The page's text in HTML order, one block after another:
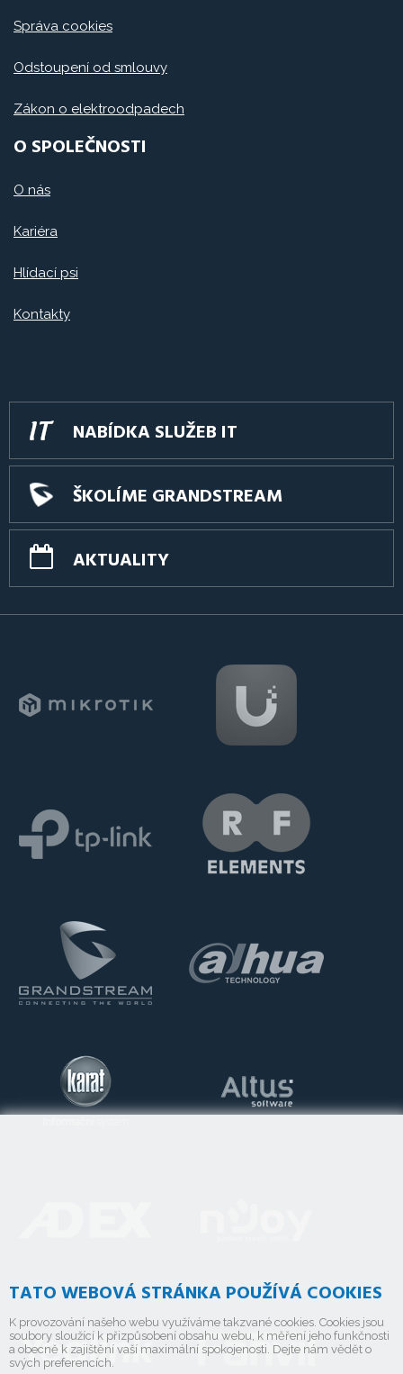
Správa cookies
Odstoupení od smlouvy
Zákon o elektroodpadech
O SPOLEČNOSTI
O nás
Kariéra
Hlídací psi
Kontakty
NABÍDKA SLUŽEB IT
ŠKOLÍME GRANDSTREAM
AKTUALITY
TATO WEBOVÁ STRÁNKA POUŽÍVÁ COOKIES
K provozování našeho webu využíváme takzvané cookies. Cookies jsou
soubory sloužící k přizpůsobení obsahu webu, k měření jeho funkčnosti
a obecně k zajištění vaší maximální spokojenosti. Dejte nám vědět o
svých preferencích.